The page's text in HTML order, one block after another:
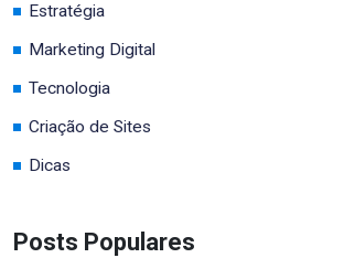
Estratégia
Marketing Digital
Tecnologia
Criação de Sites
Dicas
Posts Populares